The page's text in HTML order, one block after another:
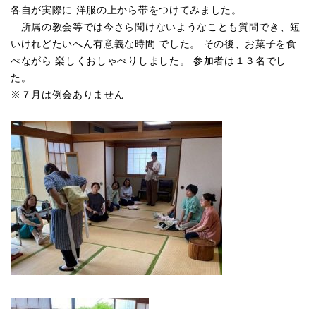
各自が実際に 洋服の上から帯をつけてみました。
所属の教会等では今さら聞けないようなことも質問でき、短
いけれどたいへん有意義な時間 でした。 その後、お菓子を食
べながら 楽しくおしゃべりしました。 参加者は１３名でし
た。
※７月は例会ありません